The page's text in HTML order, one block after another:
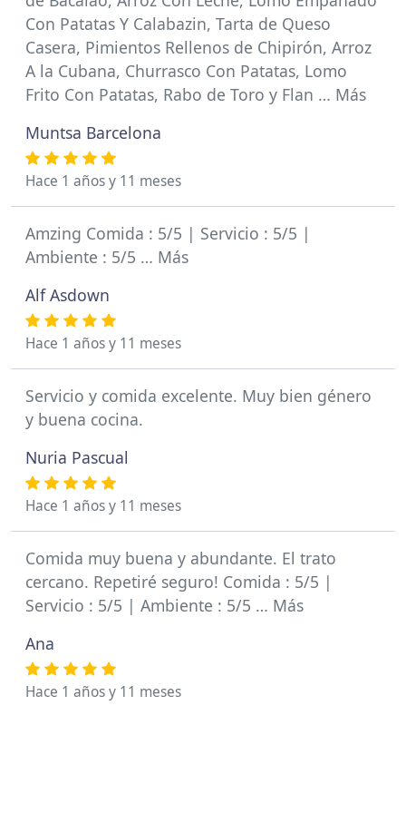
Con Patatas Y Calabazin, Tarta de Queso
Casera, Pimientos Rellenos de Chipirón, Arroz
A la Cubana, Churrasco Con Patatas, Lomo
Frito Con Patatas, Rabo de Toro y Flan … Más
Muntsa Barcelona
Hace 1 años y 11 meses
Amzing Comida : 5/5 | Servicio : 5/5 |
Ambiente : 5/5 … Más
Alf Asdown
Hace 1 años y 11 meses
Servicio y comida excelente. Muy bien género
y buena cocina.
Nuria Pascual
Hace 1 años y 11 meses
Comida muy buena y abundante. El trato
cercano. Repetiré seguro! Comida : 5/5 |
Servicio : 5/5 | Ambiente : 5/5 … Más
Ana
Hace 1 años y 11 meses